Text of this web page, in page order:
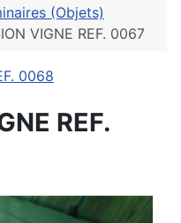
(Objets)
VIGNE REF. 0067
0068
REF.